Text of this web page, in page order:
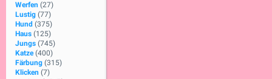
Werfen (27)
Lustig (77)
Hund (375)
Haus (125)
Jungs (745)
Katze (400)
Färbung (315)
Klicken (7)